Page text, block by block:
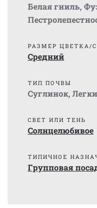
Белая гниль,
РАЗМЕР ЦВЕТКА/
Средний
ТИП ПОЧВЫ
Суглинок,
СВЕТ ИЛИ ТЕНЬ
Солнцелюбивое
ТИПИЧНОЕ
Групповая